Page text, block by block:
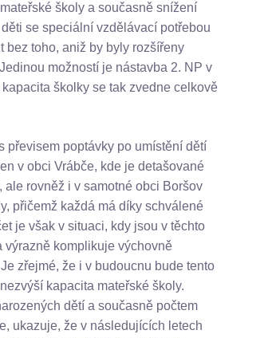
školy a současně snížení
se speciální vzdělávací potřebou
bez toho, aniž by byly rozšířeny
možností je nástavba 2. NP v
školky se tak zvedne celkově
převisem poptávky po umístění dětí
v obci Vrábče, kde je detašované
rovněž i v samotné obci Boršov
přičemž každá má díky schválené
je však v situaci, kdy jsou v těchto
výrazně komplikuje výchovně
zřejmé, že i v budoucnu bude tento
kapacita mateřské školy.
dětí a současně počtem
ukazuje, že v následujících letech